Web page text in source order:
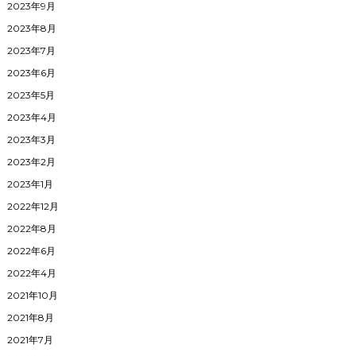
2023年9月
2023年8月
2023年7月
2023年6月
2023年5月
2023年4月
2023年3月
2023年2月
2023年1月
2022年12月
2022年8月
2022年6月
2022年4月
2021年10月
2021年8月
2021年7月